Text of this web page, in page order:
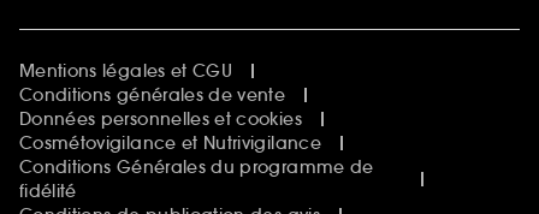
Mentions légales et CGU
Conditions générales de vente
Données personnelles et cookies
Cosmétovigilance et Nutrivigilance
Conditions Générales du programme de
fidélité